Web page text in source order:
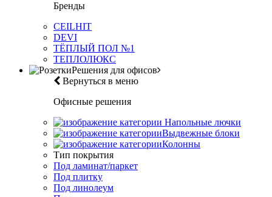
Бренды
CEILHIT
DEVI
ТЁПЛЫЙ ПОЛ №1
ТЕПЛОЛЮКС
Решения для офисов
Вернуться в меню
Офисные решения
Напольные лючки
Выдвежные блоки
Колонны
Тип покрытия
Под ламинат/паркет
Под плитку
Под линолеум